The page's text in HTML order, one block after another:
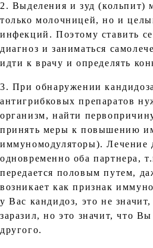
2. Выделения и зуд (кольпит)
только молочницей, но и
инфекций. Поэтому ставить
диагноз и заниматься
идти к врачу и определять
3. При обнаружении
антигрибковых препаратов
организм, найти
принять меры к повышению
иммуномодуляторы). Лечение
одновременно оба партнера,
передается половым путем,
возникает как признак
у Вас кандидоз, это не
заразил, но это значит, что
другого.